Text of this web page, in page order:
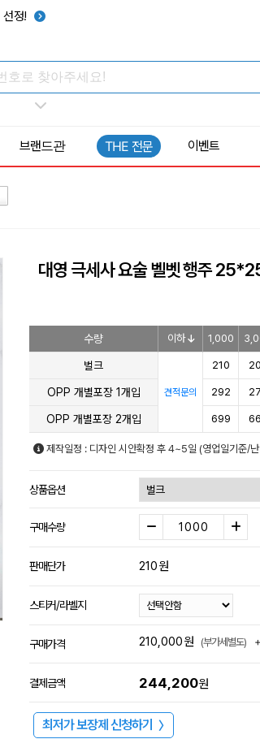
선정!
브랜드관 THE 전문 이벤트
대영 극세사 요술 벨벳 행주
수량 이하 1,000
벌크
견적문의
210
OPP 개별포장 1개입 292
OPP 개별포장 2개입 699
제작일정 : 디자인 시안확정 후 4~5일 (영업일기준/
상품옵션
구매수량
판매단가 210원
스티커/라벨지
구매가격 210,000원 (부가세별도)
결제금액 244,200원
최저가 보장제 신청하기 〉